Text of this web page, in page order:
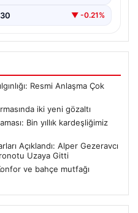
▼ -0.21%
Resmi Anlaşma Çok
iki yeni gözaltı
Bin yıllık kardeşliğimiz
Açıklandı: Alper Gezeravcı
Uzaya Gitti
ve bahçe mutfağı